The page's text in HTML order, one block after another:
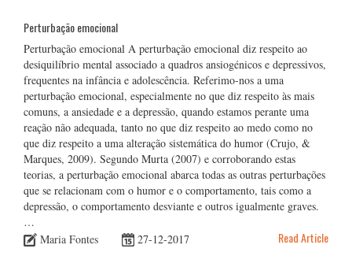
Perturbação emocional
Perturbação emocional A perturbação emocional diz respeito ao
desiquilíbrio mental associado a quadros ansiogénicos e depressivos,
frequentes na infância e adolescência. Referimo-nos a uma
perturbação emocional, especialmente no que diz respeito às mais
comuns, a ansiedade e a depressão, quando estamos perante uma
reação não adequada, tanto no que diz respeito ao medo como no
que diz respeito a uma alteração sistemática do humor (Crujo, &
Marques, 2009). Segundo Murta (2007) e corroborando estas
teorias, a perturbação emocional abarca todas as outras perturbações
que se relacionam com o humor e o comportamento, tais como a
depressão, o comportamento desviante e outros igualmente graves.
…
Maria Fontes
27-12-2017 Read Article